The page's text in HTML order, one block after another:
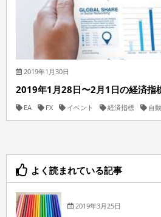
2019年1月30日
2019年1月28日〜2月1日の経済指
EA FX イベント 経済指標 自
よく読まれている記事
2019年3月25日